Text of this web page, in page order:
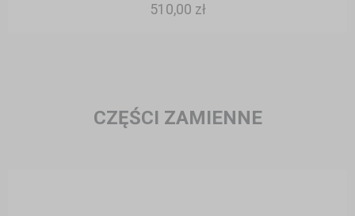
510,00 zł
CZĘŚCI ZAMIENNE